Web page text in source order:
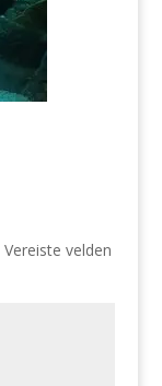
Vereiste velden